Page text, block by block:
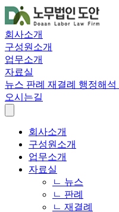
회사소개
구성원소개
업무소개
자료실
뉴스 판례 재결례 행정해석
오시는길
회사소개
구성원소개
업무소개
자료실
ㄴ 뉴스
ㄴ 판례
ㄴ 재결례